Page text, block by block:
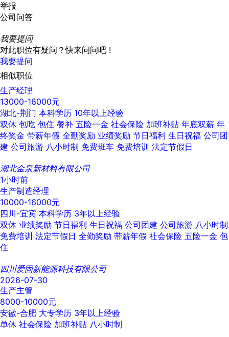
举报
公司问答
我要提问
对此职位有疑问？快来问问吧 !
我要提问
相似职位
生产经理
13000-16000元
湖北-荆门 本科学历 10年以上经验
双休 包吃 包住 餐补 五险一金 社会保险 加班补贴 年底双薪 年
终奖金 带薪年假 全勤奖励 业绩奖励 节日福利 生日祝福 公司团
建 公司旅游 八小时制 免费班车 免费培训 法定节假日
湖北金泉新材料有限公司
1小时前
生产制造经理
10000-16000元
四川-宜宾 本科学历 3年以上经验
双休 业绩奖励 节日福利 生日祝福 公司团建 公司旅游 八小时制
免费培训 法定节假日 全勤奖励 带薪年假 社会保险 五险一金 包
住
四川爱固新能源科技有限公司
2026-07-30
生产主管
8000-10000元
安徽-合肥 大专学历 3年以上经验
单休 社会保险 加班补贴 八小时制